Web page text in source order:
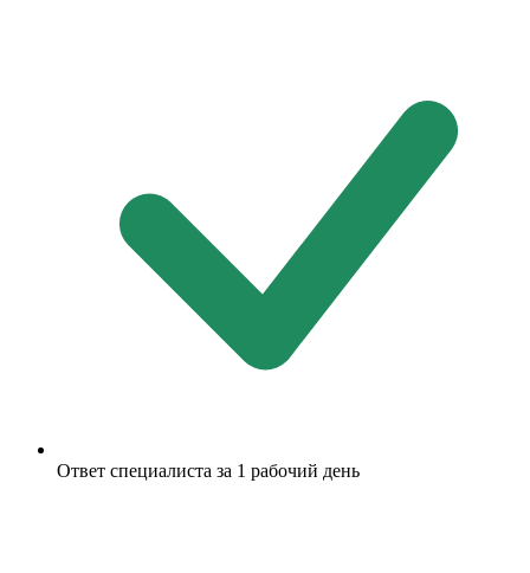
Ответ специалиста за 1 рабочий день